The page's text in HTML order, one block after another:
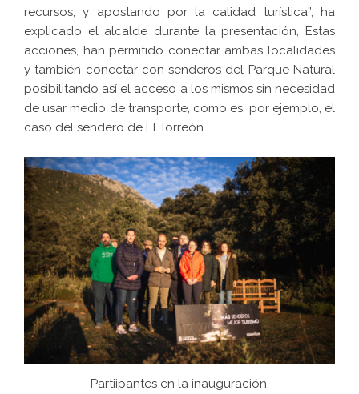
recursos, y apostando por la calidad turística”, ha
explicado el alcalde durante la presentación, Estas
acciones, han permitido conectar ambas localidades
y también conectar con senderos del Parque Natural
posibilitando así el acceso a los mismos sin necesidad
de usar medio de transporte, como es, por ejemplo, el
caso del sendero de El Torreón.
Partiipantes en la inauguración.